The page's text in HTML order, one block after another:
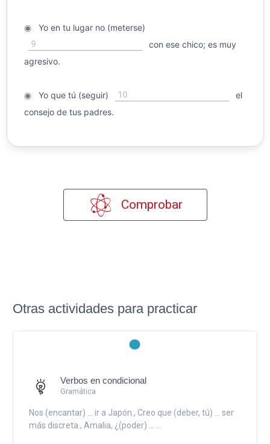
◉Yo en tu lugar no (meterse)
9
con ese chico; es muy
agresivo.
◉Yo que tú (seguir) 10
el
consejo de tus padres.
Comprobar
Otras actividades para practicar
Verbos en condicional
Gramática
Nos (encantar) ... ir a Japón., Creo que (deber, tú) ... ser
más discreta., Amalia, ¿(poder) ... ...